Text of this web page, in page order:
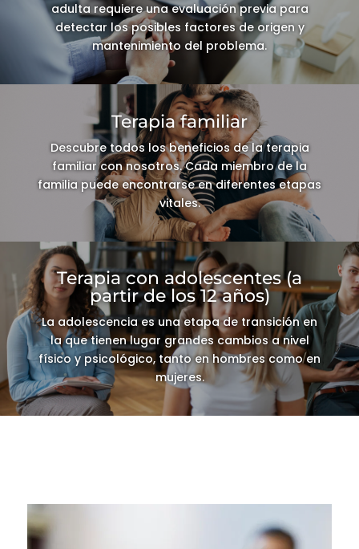
adulta requiere una evaluación previa para
detectar los posibles factores de origen y
mantenimiento del problema.
Terapia familiar
Descubre todos los beneficios de la terapia
familiar con nosotros. Cada miembro de la
familia puede encontrarse en diferentes etapas
vitales.
Terapia con adolescentes (a
partir de los 12 años)
La adolescencia es una etapa de transición en
la que tienen lugar grandes cambios a nivel
físico y psicológico, tanto en hombres como en
mujeres.